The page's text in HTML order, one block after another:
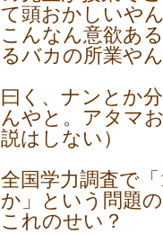
て頭おかしいや
こんなん意欲あ
るバカの所業や
曰く、ナンとか
んやと。アタマ
説はしない）
全国学力調査で
か」という問題
これのせい？